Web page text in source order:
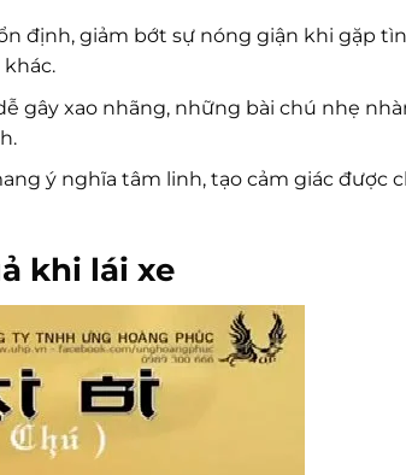
định, giảm bớt sự nóng giận khi gặp
gây xao nhãng, những bài chú nhẹ
ý nghĩa tâm linh, tạo cảm giác được
khi lái xe